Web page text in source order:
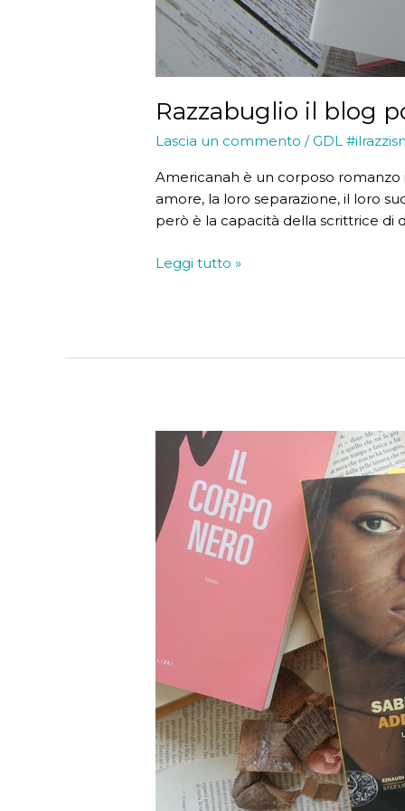
Razzabuglio il blog
Lascia un commento /GDL
Americanah è un corposo romanzo
amore, la loro separazione, il loro
però è la capacità della scrittrice di
Razzabuglio
Leggi tutto »